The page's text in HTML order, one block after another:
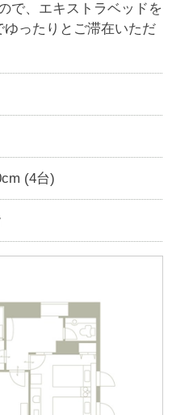
で、エキストラベッドを
ったりとご滞在いただ
(4台)